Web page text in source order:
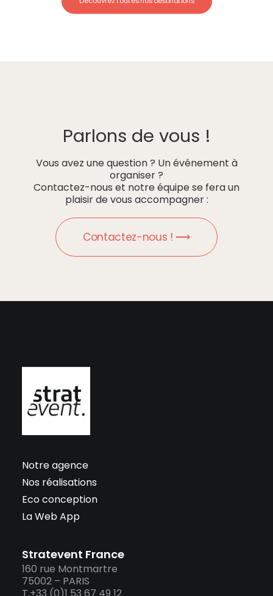
Parlons de vous !
Vous avez une question ? Un événement à
organiser ?
Contactez-nous et notre équipe se fera un
plaisir de vous accompagner :
Contactez-nous ! ⟶
Notre agence
Nos réalisations
Eco conception
La Web App
Stratevent France
160 rue Montmartre
75002 – PARIS